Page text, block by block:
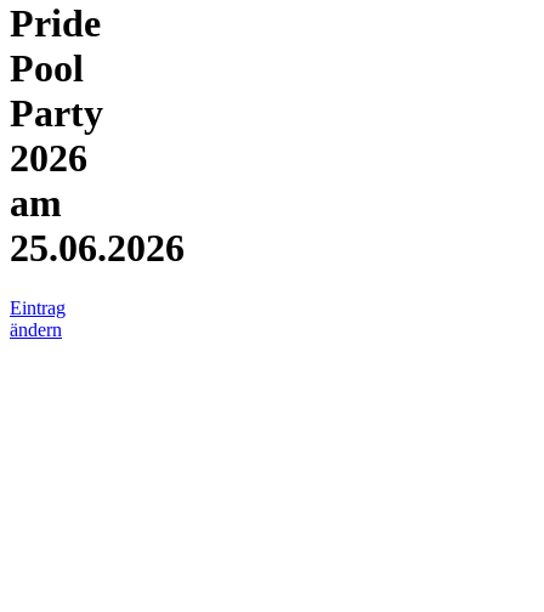
Pride
Pool
Party
2026
am
25.06.2026
Eintrag
ändern